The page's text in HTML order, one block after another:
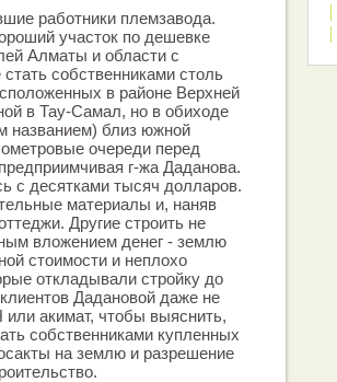
работники племзавода.
участок по дешевке
Алматы и области с
собственниками столь
в районе Верхней
в Тау-Самал, но в обиходе
названием) близ южной
очереди перед
г-жа Даданова.
с десятками тысяч долларов.
материалы и, наняв
Другие строить не
вложением денег - землю
стоимости и неплохо
откладывали стройку до
Дадановой даже не
акимат, чтобы выяснить,
собственниками купленных
на землю и разрешение